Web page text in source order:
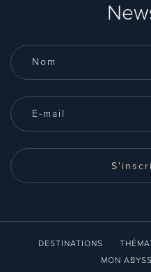
DESTINATIONS
MON ABYSS